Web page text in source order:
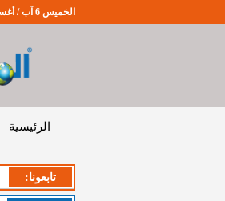
الخميس 6 آب / أغسطس 2026. 12:14:21 مساءً
الرئيسية
تابعونا: